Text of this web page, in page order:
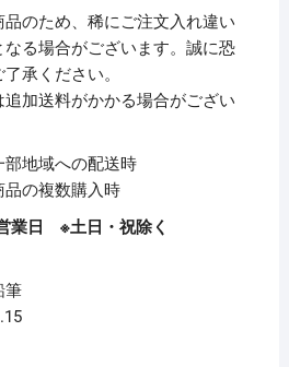
のため、稀にご注文入れ違い
る場合がございます。誠に恐
承ください。
追加送料がかかる場合がござい
部地域への配送時
品の複数購入時
業日 ※土日・祝除く
筆